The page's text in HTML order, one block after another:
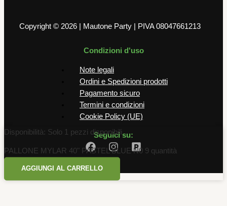
Copyright © 2026 | Mautone Party | PIVA 08047661213
Condizioni d'uso
Note legali
Ordini e Spedizioni prodotti
Pagamento sicuro
Termini e condizioni
Cookie Policy (UE)
Seguici su:
Disponibilità: Solo 1 pezzi disponibili
PALLONE MYLAR 40" PASTEL BLUE N0 9 quantità
AGGIUNGI AL CARRELLO